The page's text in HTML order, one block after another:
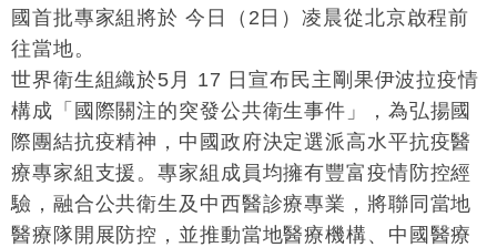
16:55
定新機售價
15:38
本地｜香港迪拜下月10日合辦氣候金融會議
14:49
財經｜大摩削老鋪黃金目標價至505元 惟維持「增
持」評級
13:49
本地｜華嫂冰室太子店涉提供失實資料 遭禁申請輸入
勞工一年
國首批專家組將於 今日（2日）凌晨從北京啟程前
往當地。
世界衛生組織於5月 17 日宣布民主剛果伊波拉疫情
構成「國際關注的突發公共衛生事件」，為弘揚國
際團結抗疫精神，中國政府決定選派高水平抗疫醫
療專家組支援。專家組成員均擁有豐富疫情防控經
驗，融合公共衛生及中西醫診療專業，將聯同當地
醫療隊開展防控，並推動當地醫療機構、中國醫療